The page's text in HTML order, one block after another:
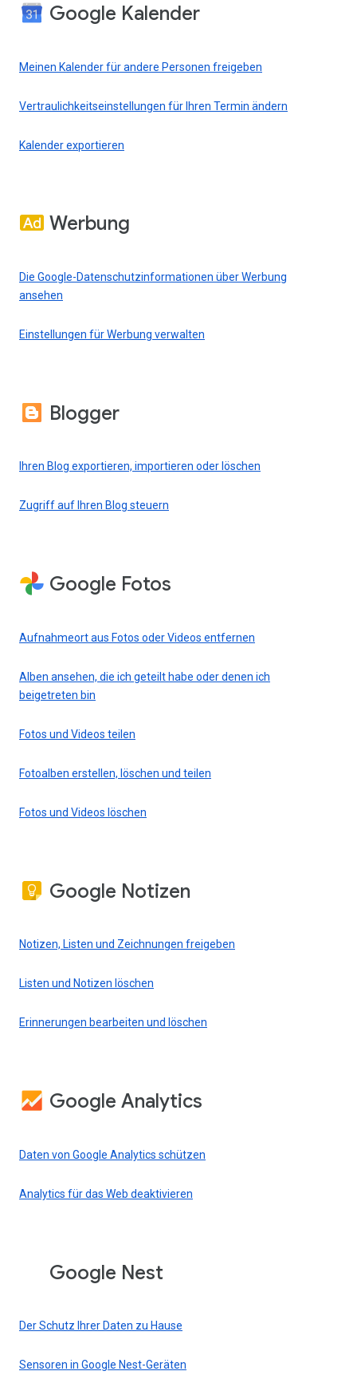
Google Kalender
Meinen Kalender für andere Personen freigeben
Vertraulichkeitseinstellungen für Ihren Termin ändern
Kalender exportieren
Werbung
Die Google-Datenschutzinformationen über Werbung
ansehen
Einstellungen für Werbung verwalten
Blogger
Ihren Blog exportieren, importieren oder löschen
Zugriff auf Ihren Blog steuern
Google Fotos
Aufnahmeort aus Fotos oder Videos entfernen
Alben ansehen, die ich geteilt habe oder denen ich
beigetreten bin
Fotos und Videos teilen
Fotoalben erstellen, löschen und teilen
Fotos und Videos löschen
Google Notizen
Notizen, Listen und Zeichnungen freigeben
Listen und Notizen löschen
Erinnerungen bearbeiten und löschen
Google Analytics
Daten von Google Analytics schützen
Analytics für das Web deaktivieren
Google Nest
Der Schutz Ihrer Daten zu Hause
Sensoren in Google Nest-Geräten